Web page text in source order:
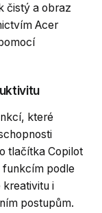
čistý a obraz
Acer
které
tlačítka Copilot
podle
kreativitu i
postupům.